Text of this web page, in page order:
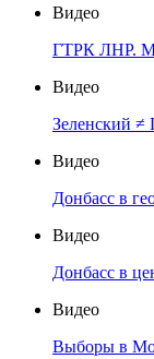
Видео
ГТРК ЛНР.
Видео
Зеленский ≠
Видео
Донбасс в
Видео
Донбасс в
Видео
Выборы в